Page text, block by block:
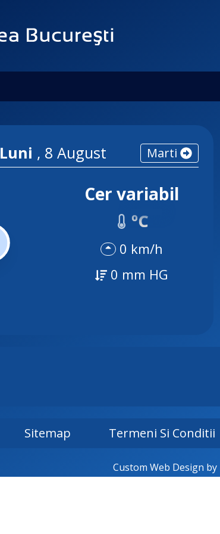
Luni , 8 August Marti
Cer variabil
ºC
0 km/h
0 mm HG
Sitemap Termeni Si Conditii
Custom Web Design by